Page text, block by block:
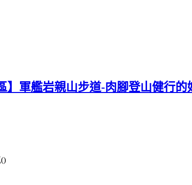
】軍艦岩親山步道-肉腳登山健行的
)